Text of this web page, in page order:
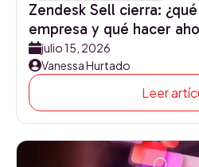
Zendesk Sell cierra:
empresa y qué hacer
julio 15, 2026
Vanessa Hurtado
Leer